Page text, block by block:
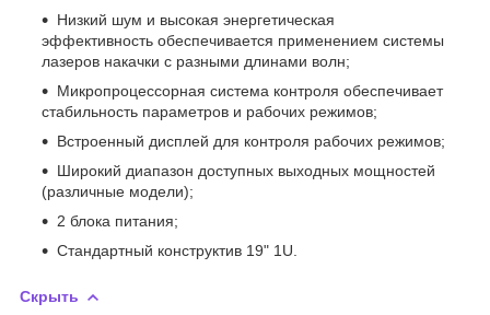
Низкий шум и высокая энергетическая
эффективность обеспечивается применением системы
лазеров накачки с разными длинами волн;
Микропроцессорная система контроля обеспечивает
стабильность параметров и рабочих режимов;
Встроенный дисплей для контроля рабочих режимов;
Широкий диапазон доступных выходных мощностей
(различные модели);
2 блока питания;
Стандартный конструктив 19" 1U.
Скрыть